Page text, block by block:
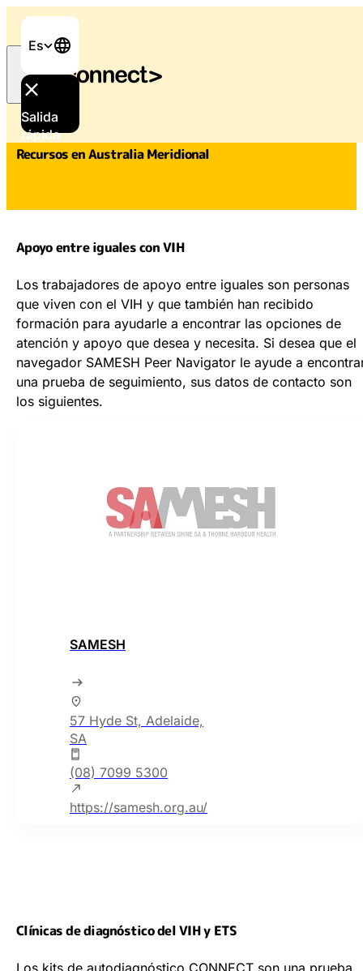
Es
Salida
rápida
Inicio
Recursos en Australia Meridional
Apoyo entre iguales con VIH
Los trabajadores de apoyo entre iguales son personas
que viven con el VIH y que también han recibido
formación para ayudarle a encontrar las opciones de
atención y apoyo que desea y necesita. Si desea que el
navegador SAMESH Peer Navigator le ayude a
una prueba de seguimiento, sus datos de contacto son
los siguientes.
SAMESH
57 Hyde St, Adelaide,
SA
(08) 7099 5300
https://samesh.org.au/
Clínicas de diagnóstico del VIH y ETS
Los kits de autodiagnóstico CONNECT son una prueba